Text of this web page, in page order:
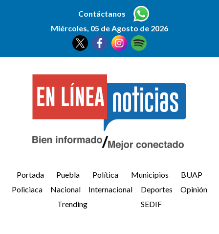
Contáctanos
Miércoles, 05 de Agosto de 2026
Portada Puebla Política Municipios
BUAP
Policiaca
Nacional Internacional Deportes
Opinión
Trending
SEDIF